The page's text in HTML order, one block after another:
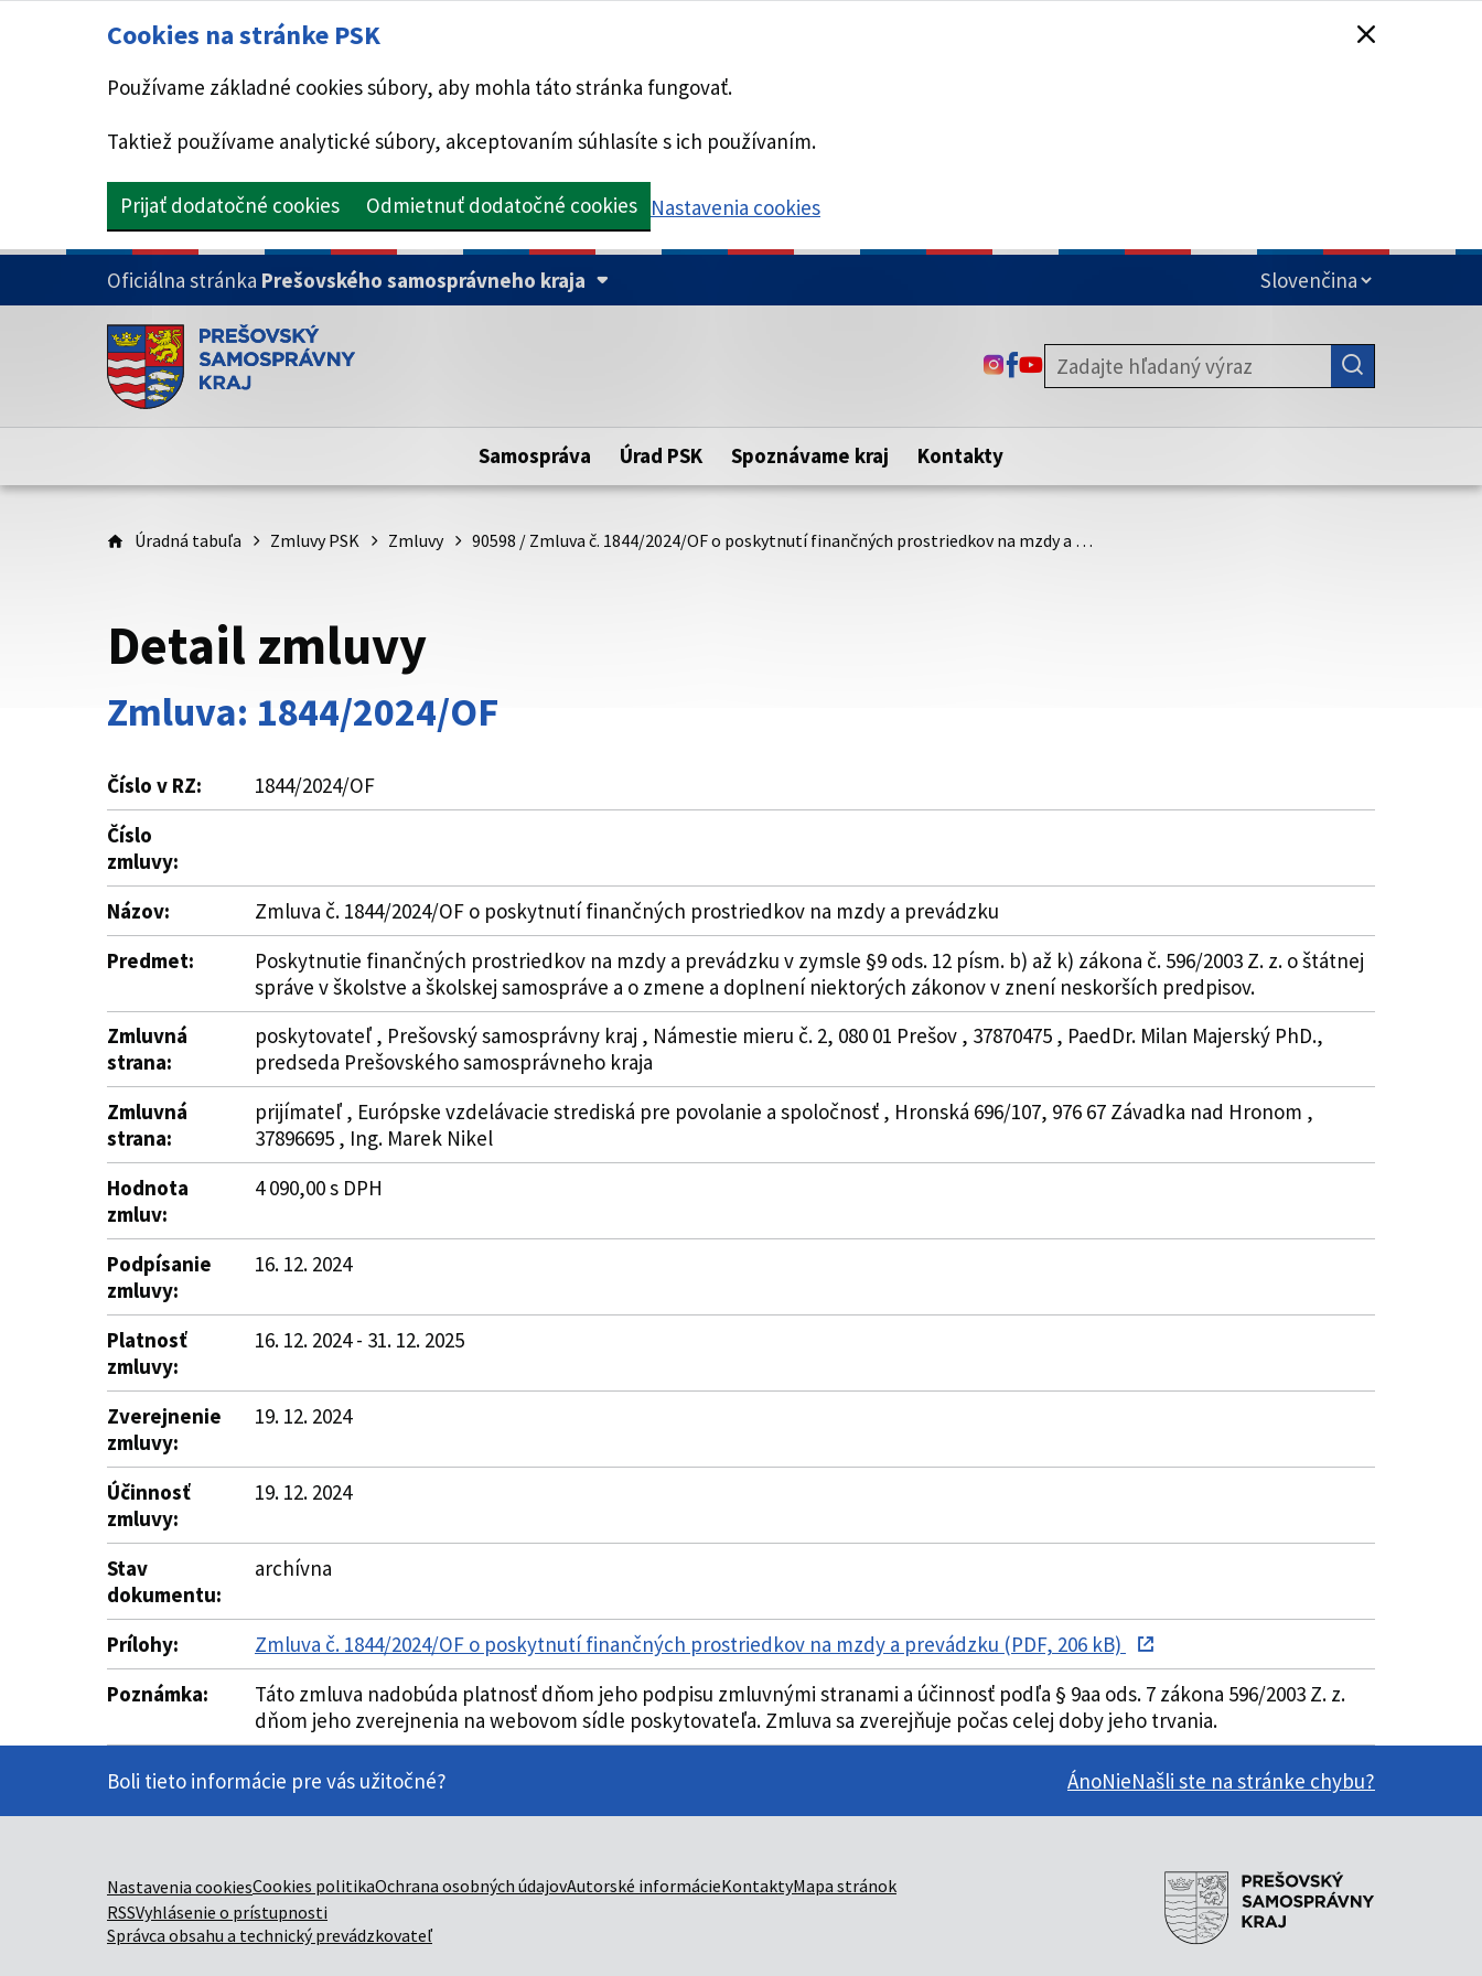
Cookies na stránke PSK
Používame základné cookies súbory, aby mohla táto stránka fungovať.
Taktiež používame analytické súbory, akceptovaním súhlasíte s ich používaním.
Prijať dodatočné cookies Odmietnuť dodatočné cookies Nastavenia cookies
PRESKOČIŤ NA HLAVNÝ OBSAH
Oficiálna stránka Prešovského samosprávneho kraja
Doména psk.sk je oficiálna
Toto je oficiálna webová stránka Prešovského samosprávneho kraja.
Táto stránka je zabezpečená
zabezpečenú webovú stránku. Zabezpečená stránka vždy začína
https:// pred názvom domény webového sídla.
ODKAZ SA OTVORÍ NA NOVEJ KARTE
ODKAZ SA OTVORÍ NA NOVEJ KARTE
ODKAZ SA OTVORÍ NA NOVEJ KARTE
Samospráva Úrad PSK Spoznávame kraj Kontakty
Úradná tabuľa Zmluvy PSK Zmluvy 90598 / Zmluva č. 1844/2024/OF o poskytnutí finančných prostriedkov na mzdy a …
Detail zmluvy
Zmluva: 1844/2024/OF
Číslo v RZ:
1844/2024/OF
Číslo
zmluvy:
Názov:
Zmluva č. 1844/2024/OF o poskytnutí finančných prostriedkov na mzdy a prevádzku
Predmet:
Poskytnutie finančných prostriedkov na mzdy a prevádzku v zymsle §9 ods. 12 písm. b) až k) zákona č. 596/2003 Z. z. o štátnej
správe v školstve a školskej samospráve a o zmene a doplnení niektorých zákonov v znení neskorších predpisov.
Zmluvná
strana:
poskytovateľ , Prešovský samosprávny kraj , Námestie mieru č. 2, 080 01 Prešov , 37870475 , PaedDr. Milan Majerský PhD.,
predseda Prešovského samosprávneho kraja
Zmluvná
strana:
prijímateľ , Európske vzdelávacie strediská pre povolanie a spoločnosť , Hronská 696/107, 976 67 Závadka nad Hronom ,
37896695 , Ing. Marek Nikel
Hodnota
zmluv:
4 090,00 s DPH
Podpísanie
zmluvy:
16. 12. 2024
Platnosť
zmluvy:
16. 12. 2024 - 31. 12. 2025
Zverejnenie
zmluvy:
19. 12. 2024
Účinnosť
zmluvy:
19. 12. 2024
Stav
dokumentu:
archívna
Prílohy:
Zmluva č. 1844/2024/OF o poskytnutí finančných prostriedkov na mzdy a prevádzku (PDF, 206 kB)
Poznámka:
Táto zmluva nadobúda platnosť dňom jeho podpisu zmluvnými stranami a účinnosť podľa § 9aa ods. 7 zákona 596/2003 Z. z.
dňom jeho zverejnenia na webovom sídle poskytovateľa. Zmluva sa zverejňuje počas celej doby jeho trvania.
Boli tieto informácie pre vás užitočné? ÁnoNieNašli ste na stránke chybu?
Nastavenia cookiesCookies politikaOchrana osobných údajovAutorské informácieKontaktyMapa stránok
RSSVyhlásenie o prístupnosti
Správca obsahu a technický prevádzkovateľ